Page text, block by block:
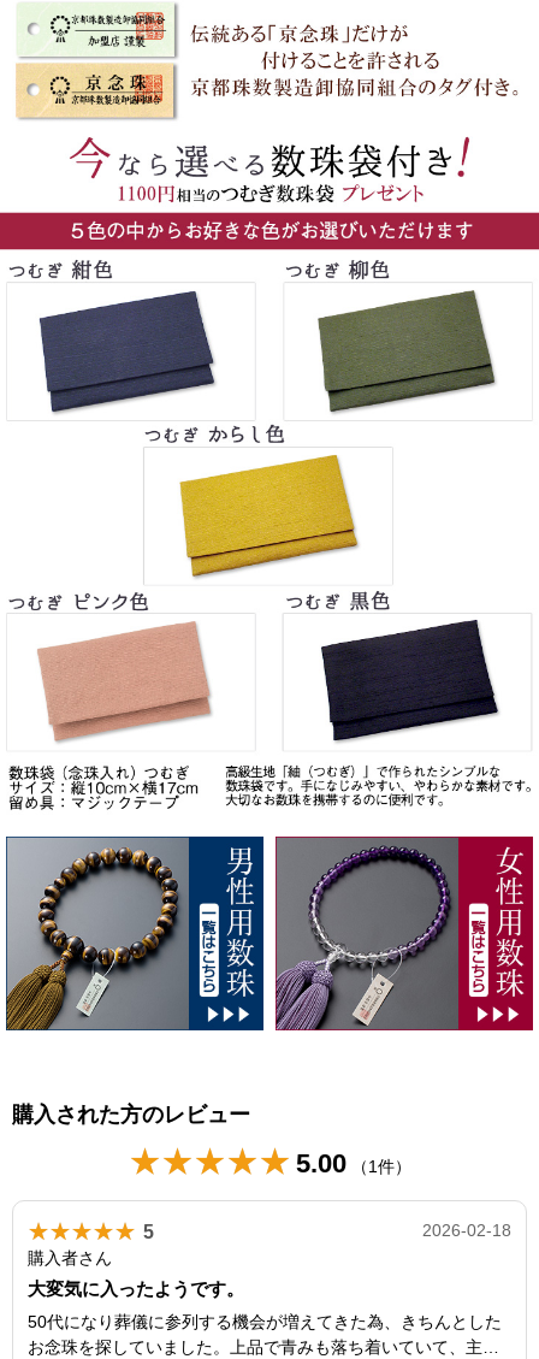
購入された方のレビュー
★★★★★ 5.00 （1件）
★★★★★ 5 2026-02-18
購入者さん
大変気に入ったようです。
50代になり葬儀に参列する機会が増えてきた為、きちんとした
お念珠を探していました。上品で青みも落ち着いていて、主人